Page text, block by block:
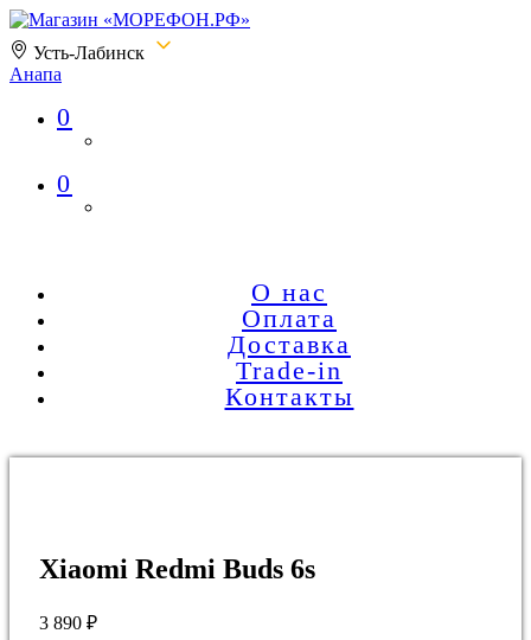
Усть-Лабинск
Анапа
Магазин «МОРЕФОН.РФ»
0
0
О нас
Оплата
Доставка
Trade-in
Контакты
Xiaomi Redmi Buds 6s
3 890 ₽